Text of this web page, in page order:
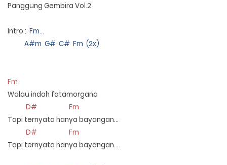
Panggung Gembira Vol.2
Intro : Fm…
A#m G# C# Fm (2x)
Fm
Walau indah fatamorgana
D# Fm
Tapi ternyata hanya bayangan…
D# Fm
Tapi ternyata hanya bayangan…